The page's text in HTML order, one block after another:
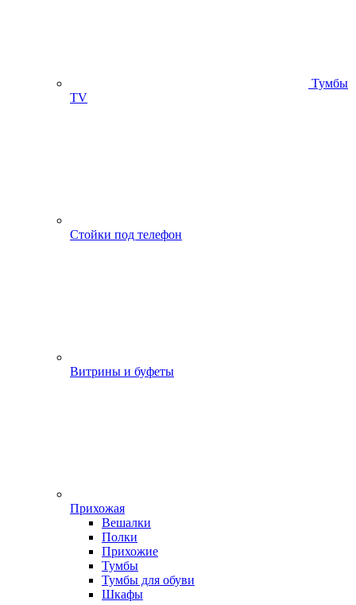
Тумбы
ТV
Стойки под телефон
Витрины и буфеты
Прихожая
Вешалки
Полки
Прихожие
Тумбы
Тумбы для обуви
Шкафы